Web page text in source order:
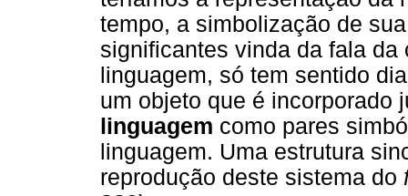
tempo, a simbolização de
significantes vinda da fala
linguagem, só tem sentido
um objeto que é incorporado
linguagem como pares
linguagem. Uma estrutura
reprodução deste sistema do